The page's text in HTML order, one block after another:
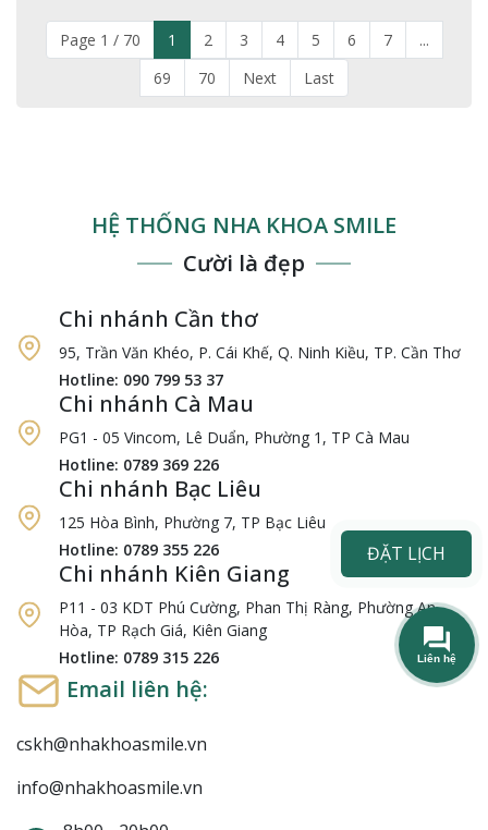
Page 1 / 70 1 2 3 4 5 6 7
...
69
70 Next Last
HỆ THỐNG NHA KHOA SMILE
Cười là đẹp
Chi nhánh Cần thơ
95, Trần Văn Khéo, P. Cái Khế, Q. Ninh Kiều, TP. Cần Thơ
Hotline: 090 799 53 37
Chi nhánh Cà Mau
PG1 - 05 Vincom, Lê Duẩn, Phường 1, TP Cà Mau
Hotline: 0789 369 226
Chi nhánh Bạc Liêu
125 Hòa Bình, Phường 7, TP Bạc Liêu
Hotline: 0789 355 226
Chi nhánh Kiên Giang
P11 - 03 KDT Phú Cường, Phan Thị Ràng, Phường An
Hòa, TP Rạch Giá, Kiên Giang
Hotline: 0789 315 226
Email liên hệ:
cskh@nhakhoasmile.vn
info@nhakhoasmile.vn
ĐẶT LỊCH